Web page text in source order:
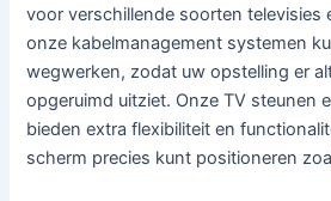
voor verschillende soorten televisies
onze kabelmanagement systemen
wegwerken, zodat uw opstelling er
opgeruimd uitziet. Onze TV steunen
bieden extra flexibiliteit en
scherm precies kunt positioneren